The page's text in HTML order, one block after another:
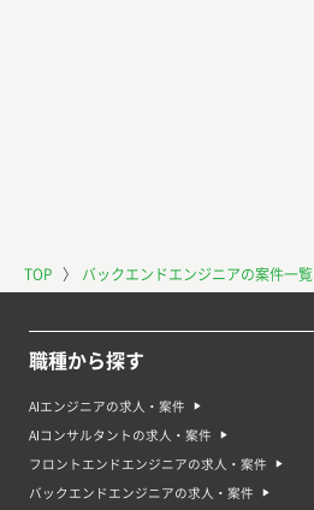
TOP 〉 バックエンドエンジニアの案件一覧
職種から探す
AIエンジニアの求人・案件
AIコンサルタントの求人・案件
フロントエンドエンジニアの求人・案件
バックエンドエンジニアの求人・案件